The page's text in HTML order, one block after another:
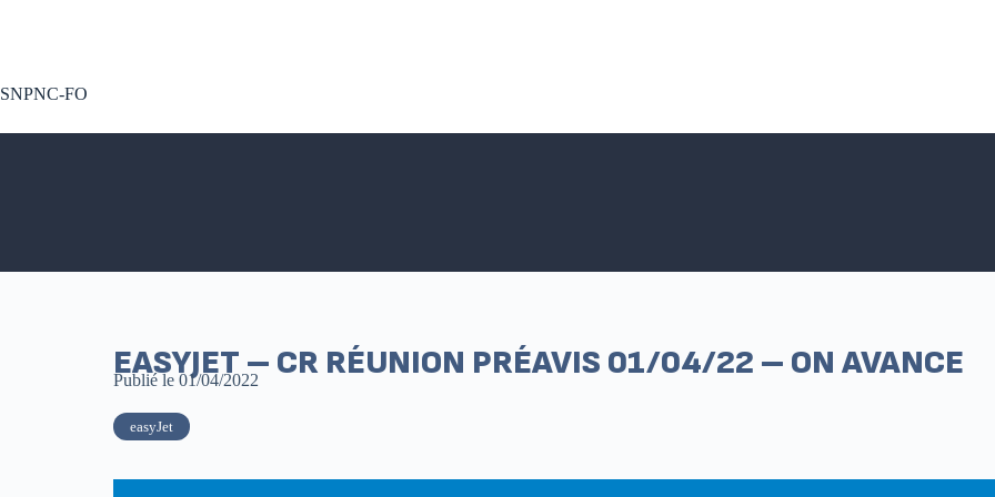
SNPNC-FO
EASYJET – CR RÉUNION PRÉAVIS 01/04/22 – ON AVANCE
Publié le 01/04/2022
easyJet